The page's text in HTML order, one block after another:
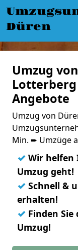
Düren
Umzug
Lotterberg
Angebote
Umzug von
Min. ➨ Umzüge
✓ Wir helfen
Umzug geht!
✓ Schnell &
erhalten!
✓ Finden
Umzug!